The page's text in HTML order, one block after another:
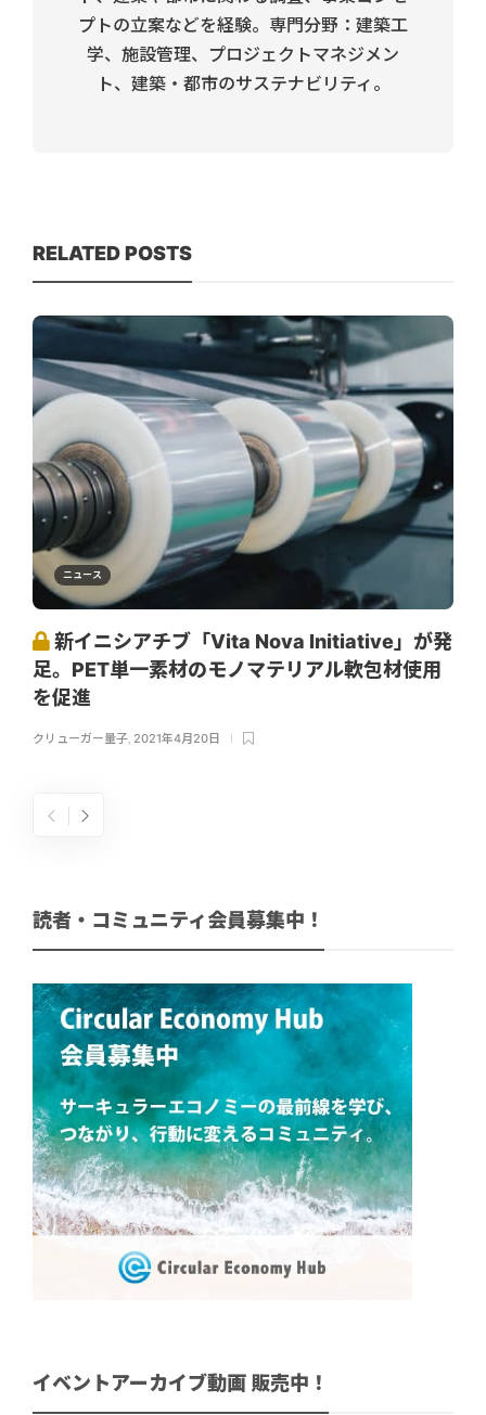
プトの立案などを経験。専門分野：建築工
学、施設管理、プロジェクトマネジメン
ト、建築・都市のサステナビリティ。
RELATED POSTS
ニュース
新イニシアチブ「Vita Nova Initiative」が発
足。PET単一素材のモノマテリアル軟包材使用
を促進
クリューガー量子, 2021年4月20日
読者・コミュニティ会員募集中！
イベントアーカイブ動画 販売中！